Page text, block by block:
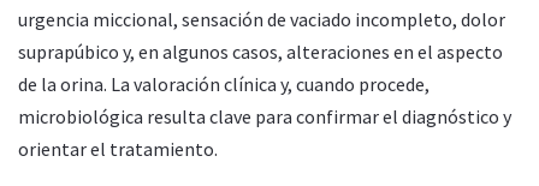
urgencia miccional, sensación de vaciado incompleto, dolor
suprapúbico y, en algunos casos, alteraciones en el aspecto
de la orina. La valoración clínica y, cuando procede,
microbiológica resulta clave para confirmar el diagnóstico y
orientar el tratamiento.